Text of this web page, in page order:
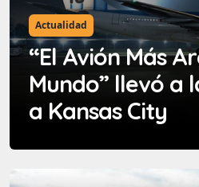
Actualidad
“El Avión Más
Mundo” llevó a
a Kansas City